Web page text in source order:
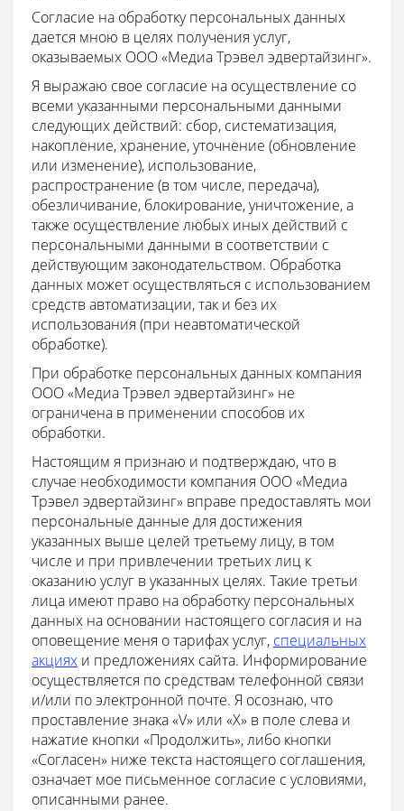
Согласие на обработку персональных данных
дается мною в целях получения услуг,
оказываемых ООО «Медиа Трэвел эдвертайзинг».
Я выражаю свое согласие на осуществление со
всеми указанными персональными данными
следующих действий: сбор, систематизация,
накопление, хранение, уточнение (обновление
или изменение), использование,
распространение (в том числе, передача),
обезличивание, блокирование, уничтожение, а
также осуществление любых иных действий с
персональными данными в соответствии с
действующим законодательством. Обработка
данных может осуществляться с использованием
средств автоматизации, так и без их
использования (при неавтоматической
обработке).
При обработке персональных данных компания
ООО «Медиа Трэвел эдвертайзинг» не
ограничена в применении способов их
обработки.
Настоящим я признаю и подтверждаю, что в
случае необходимости компания ООО «Медиа
Трэвел эдвертайзинг» вправе предоставлять мои
персональные данные для достижения
указанных выше целей третьему лицу, в том
числе и при привлечении третьих лиц к
оказанию услуг в указанных целях. Такие третьи
лица имеют право на обработку персональных
данных на основании настоящего согласия и на
оповещение меня о тарифах услуг, специальных
акциях и предложениях сайта. Информирование
осуществляется по средствам телефонной связи
и/или по электронной почте. Я осознаю, что
проставление знака «V» или «X» в поле слева и
нажатие кнопки «Продолжить», либо кнопки
«Согласен» ниже текста настоящего соглашения,
означает мое письменное согласие с условиями,
описанными ранее.